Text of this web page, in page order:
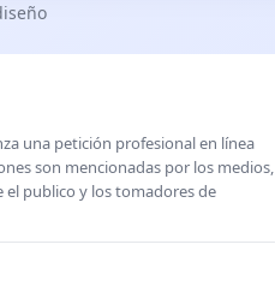
una petición profesional en línea
son mencionadas por los medios,
el publico y los tomadores de